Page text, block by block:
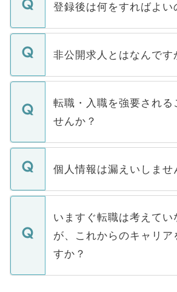
登録後は何をすればよい
ご登録いただきましたら、
登録内容を確認し、その後
ます。通常、5営業日以内
いただきますので、しばら
非公開求人とはなんです
マイナビDOCTORで取り
うち約3割は、Webサイト
けない「非公開求人」です
下記の理由によって、一般
ません。
■応募殺到を避けるため 人
関を公にしてしまうと、応
に、医療機関が求める条件
みを人材紹介会社に依頼す
ています。
転職・入職を強要される
せんか？
転職・入職を強要すること
ん。また、仮に応募先から
定を承諾する必要はありま
の辞退の連絡はキャリアパ
個人情報は漏えいしませ
個人情報が漏えいすること
で、ご安心ください。当サ
などで収集したご登録者様
ご本人のキャリアアップお
支援を目的に使用いたしま
ているすべての個人データ
いますぐ転職は考えてい
が、これからのキャリア
すか？